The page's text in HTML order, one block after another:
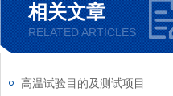
相关文章
RELATED ARTICLES
高温试验目的及测试项目